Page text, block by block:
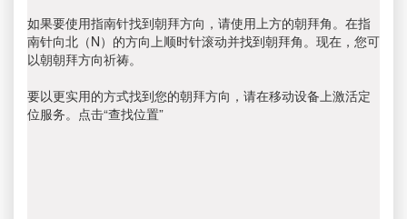
如果要使用指南针找到朝拜方向，请使用上方的朝拜角。在指
南针向北（N）的方向上顺时针滚动并找到朝拜角。现在，您可
以朝朝拜方向祈祷。
要以更实用的方式找到您的朝拜方向，请在移动设备上激活定
位服务。点击“查找位置”